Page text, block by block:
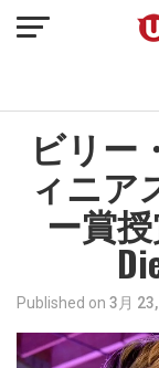
ビリー
ィニア
ー賞
Published on 3月